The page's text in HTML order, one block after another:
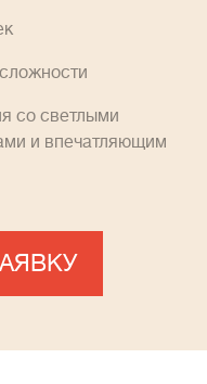
со светлыми
и впечатляющим